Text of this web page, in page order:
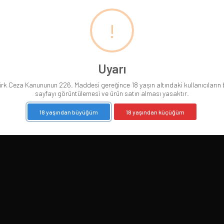
!
Uyarı
Ceza Kanununun 226. Maddesi gereğince 18 yaşın altındaki kullanıcıların
sayfayı görüntülemesi ve ürün satın alması yasaktır.
18 yaşından büyüğüm 18 yaşından küçüğüm